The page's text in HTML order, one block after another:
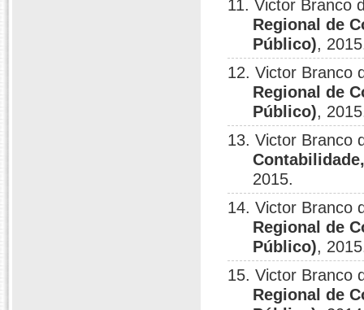
11. Victor Branco
Regional de
Público),
12. Victor Branco
Regional de
Público),
13. Victor Branco
2015.
14. Victor Branco
Regional de
Público),
15. Victor Branco
Regional de